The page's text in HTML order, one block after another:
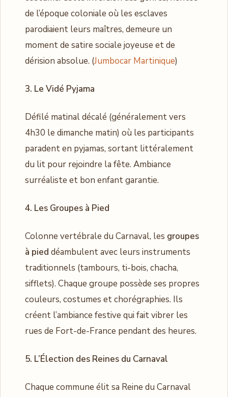
de l’époque coloniale où les esclaves
parodiaient leurs maîtres, demeure un
moment de satire sociale joyeuse et de
dérision absolue. (Jumbocar Martinique)
3. Le Vidé Pyjama
Défilé matinal décalé (généralement vers
4h30 le dimanche matin) où les participants
paradent en pyjamas, sortant littéralement
du lit pour rejoindre la fête. Ambiance
surréaliste et bon enfant garantie.
4. Les Groupes à Pied
Colonne vertébrale du Carnaval, les groupes
à pied déambulent avec leurs instruments
traditionnels (tambours, ti-bois, chacha,
sifflets). Chaque groupe possède ses propres
couleurs, costumes et chorégraphies. Ils
créent l’ambiance festive qui fait vibrer les
rues de Fort-de-France pendant des heures.
5. L’Élection des Reines du Carnaval
Chaque commune élit sa Reine du Carnaval